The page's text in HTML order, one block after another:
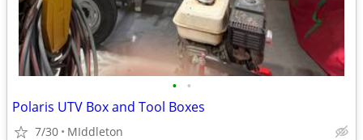
• •
Polaris UTV Box and Tool Boxes
7/30 MIddleton